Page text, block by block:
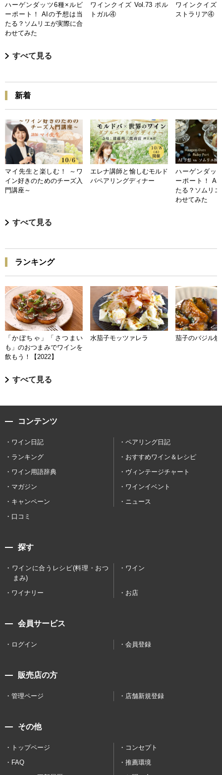
ハーゲンダッツ6種×ルビ
ーポート！ AIの予想は当
たる？ソムリエが実際に合
わせてみた
ワインクイズ Vol.73 ポル
トガル④
ワインクイズ
ストラリア④
すべて見る
新着
マイ先生と楽しむ！ ～ワ
イン好きのためのチーズ入
門講座～
エレナ講師と愉しむモルド
バペアリングディナー
ハーゲンダッ
ーポート！ AI
たる？ソムリ
わせてみた
すべて見る
ランキング
「かぼちゃ」「さつまい
も」のおつまみでワインを
飲もう！【2022】
水茄子モッツァレラ 茄子のバジル炒
すべて見る
コンテンツ
ワイン日記
ペアリング日記
ランキング
おすすめワイン＆レシピ
ワイン用語辞典
ヴィンテージチャート
マガジン
ワインイベント
キャンペーン
ニュース
口コミ
探す
ワインに合うレシピ(料理・おつ
まみ)
ワイン
ワイナリー お店
会員サービス
ログイン 会員登録
販売店の方
管理ページ 店舗新規登録
その他
トップページ
コンセプト
FAQ
推薦環境